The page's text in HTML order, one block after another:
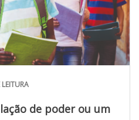
de poder ou um